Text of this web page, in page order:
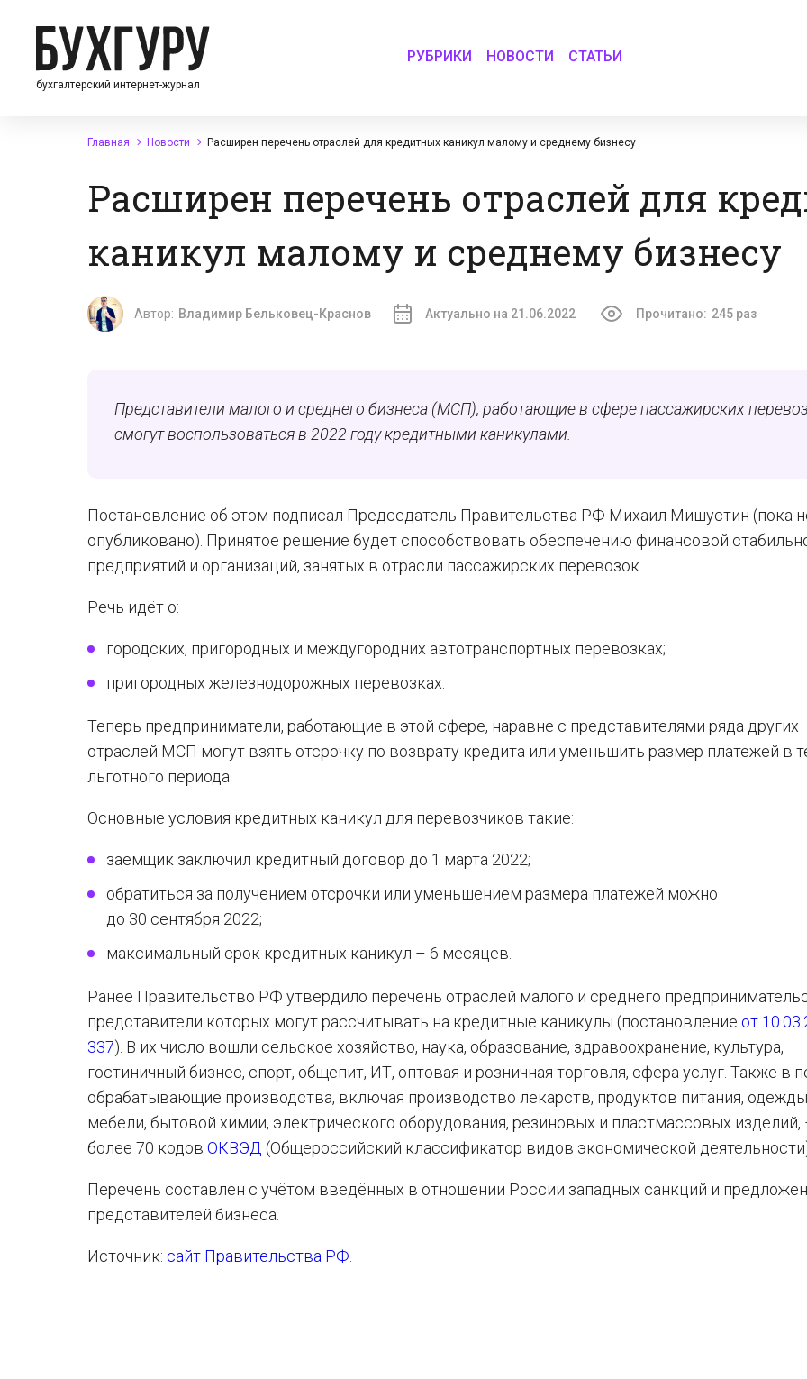
бухгалтерский интернет-журнал
РУБРИКИ НОВОСТИ СТАТЬИ
Главная Новости Расширен перечень отраслей для кредитных каникул малому и среднему бизнесу
Расширен перечень отраслей для
каникул малому и среднему бизнесу
Автор: Владимир Бельковец-Краснов Актуально на 21.06.2022 Прочитано: 245 раз
Представители малого и среднего бизнеса (МСП), работающие в сфере пассажирских
смогут воспользоваться в 2022 году кредитными каникулами.
Постановление об этом подписал Председатель Правительства РФ Михаил Мишустин (пока
опубликовано). Принятое решение будет способствовать обеспечению финансовой
предприятий и организаций, занятых в отрасли пассажирских перевозок.
Речь идёт о:
городских, пригородных и междугородних автотранспортных перевозках;
пригородных железнодорожных перевозках.
Теперь предприниматели, работающие в этой сфере, наравне с представителями ряда других
отраслей МСП могут взять отсрочку по возврату кредита или уменьшить размер платежей в
льготного периода.
Основные условия кредитных каникул для перевозчиков такие:
заёмщик заключил кредитный договор до 1 марта 2022;
обратиться за получением отсрочки или уменьшением размера платежей можно
до 30 сентября 2022;
максимальный срок кредитных каникул – 6 месяцев.
Ранее Правительство РФ утвердило перечень отраслей малого и среднего
представители которых могут рассчитывать на кредитные каникулы (постановление от
337). В их число вошли сельское хозяйство, наука, образование, здравоохранение, культура,
гостиничный бизнес, спорт, общепит, ИТ, оптовая и розничная торговля, сфера услуг. Также в
обрабатывающие производства, включая производство лекарств, продуктов питания,
мебели, бытовой химии, электрического оборудования, резиновых и пластмассовых изделий,
более 70 кодов ОКВЭД (Общероссийский классификатор видов экономической
Перечень составлен с учётом введённых в отношении России западных санкций и
представителей бизнеса.
Источник: сайт Правительства РФ